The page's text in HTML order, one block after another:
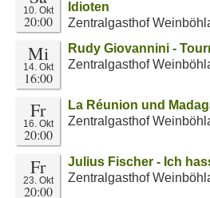
10. Okt
20:00
Idioten
Zentralgasthof
Mi
14. Okt
16:00
Rudy Giovannini -
Zentralgasthof
Fr
16. Okt
20:00
La Réunion und
Zentralgasthof
Fr
23. Okt
20:00
Julius Fischer - Ich
Zentralgasthof